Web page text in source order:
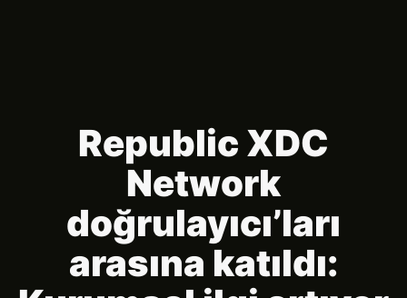
Republic XDC
Network
doğrulayıcı’ları
arasına katıldı: